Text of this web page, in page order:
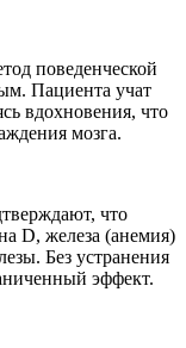
поведенческой
Пациента учат
вдохновения, что
мозга.
что
D, железа (анемия)
Без устранения
эффект.